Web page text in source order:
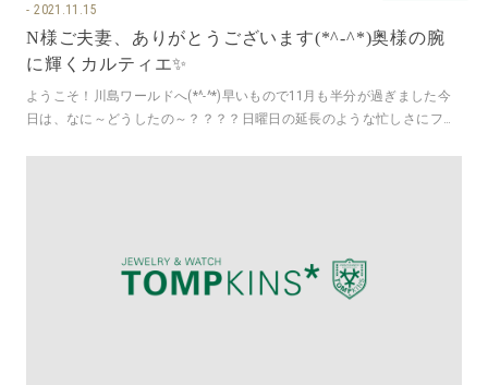
2021.11.15
N様ご夫妻、ありがとうございます(*^-^*)奥様の腕
に輝くカルティエ✨
ようこそ！川島ワールドへ(*^-^*)早いもので11月も半分が過ぎました今
日は、なに～どうしたの～？？？？日曜日の延長のような忙しさにファ